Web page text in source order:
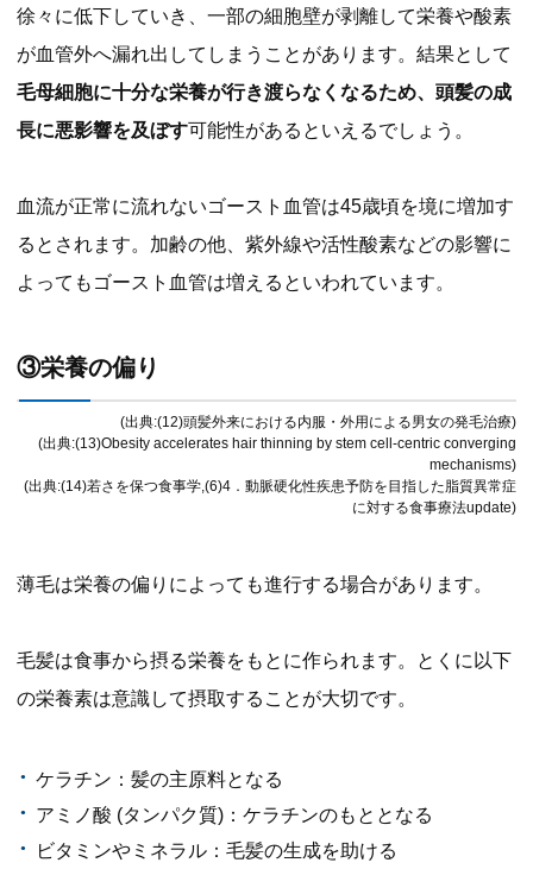
徐々に低下していき、一部の細胞壁が剥離して栄養や酸素
が血管外へ漏れ出してしまうことがあります。結果として
毛母細胞に十分な栄養が行き渡らなくなるため、頭髪の成
長に悪影響を及ぼす可能性があるといえるでしょう。
血流が正常に流れないゴースト血管は45歳頃を境に増加す
るとされます。加齢の他、紫外線や活性酸素などの影響に
よってもゴースト血管は増えるといわれています。
③栄養の偏り
(出典:(12)頭髪外来における内服・外用による男女の発毛治療)
(出典:(13)Obesity accelerates hair thinning by stem cell-centric converging
mechanisms)
(出典:(14)若さを保つ食事学,(6)4．動脈硬化性疾患予防を目指した脂質異常症
に対する食事療法update)
薄毛は栄養の偏りによっても進行する場合があります。
毛髪は食事から摂る栄養をもとに作られます。とくに以下
の栄養素は意識して摂取することが大切です。
ケラチン：髪の主原料となる
アミノ酸 (タンパク質)：ケラチンのもととなる
ビタミンやミネラル：毛髪の生成を助ける